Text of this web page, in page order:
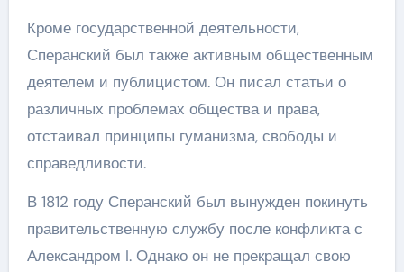
Кроме государственной деятельности,
Сперанский был также активным общественным
деятелем и публицистом. Он писал статьи о
различных проблемах общества и права,
отстаивал принципы гуманизма, свободы и
справедливости.
В 1812 году Сперанский был вынужден покинуть
правительственную службу после конфликта с
Александром I. Однако он не прекращал свою